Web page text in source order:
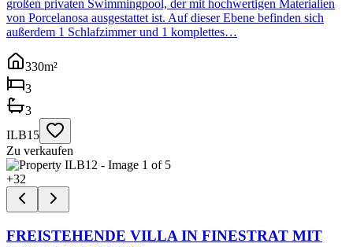
großen privaten Swimmingpool, der mit hochwertigen Materialien
von Porcelanosa ausgestattet ist. Auf dieser Ebene befinden sich
außerdem 1 Schlafzimmer und 1 komplettes…
330m²
3
3
ILB15
Zu verkaufen
+32
FREISTEHENDE VILLA IN FINESTRAT MIT